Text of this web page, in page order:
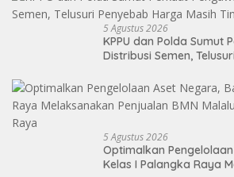
5 Agustus 2026
KPPU dan Polda Sumut
Distribusi Semen,
5 Agustus 2026
Optimalkan
Kelas I Palangka Raya